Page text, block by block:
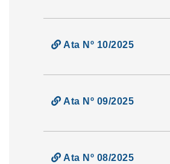
Ata Nº 10/2025
Ata Nº 09/2025
Ata Nº 08/2025